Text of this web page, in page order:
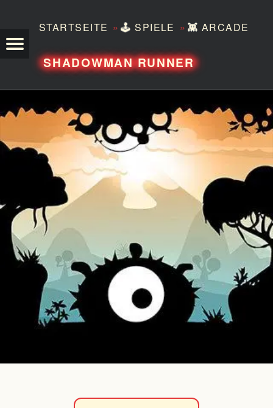
STARTSEITE »🕹️ SPIELE » 👾 ARCADE
SHADOWMAN RUNNER